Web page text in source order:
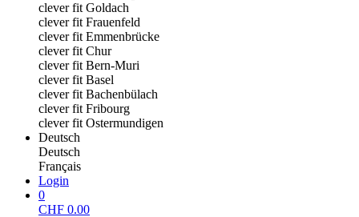
clever fit Goldach
clever fit Frauenfeld
clever fit Emmenbrücke
clever fit Chur
clever fit Bern-Muri
clever fit Basel
clever fit Bachenbülach
clever fit Fribourg
clever fit Ostermundigen
Deutsch
Deutsch
Français
Login
0
CHF 0.00